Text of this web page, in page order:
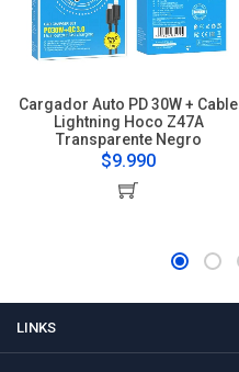
Cargador Auto PD 30W + Cable
Lightning Hoco Z47A
Transparente Negro
$9.990
LINKS